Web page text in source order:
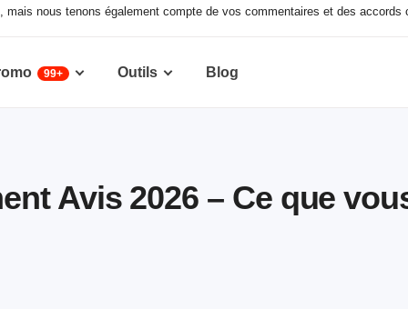
nous tenons également compte de vos commentaires et des
99+ Outils Blog
Avis 2026 – Ce que